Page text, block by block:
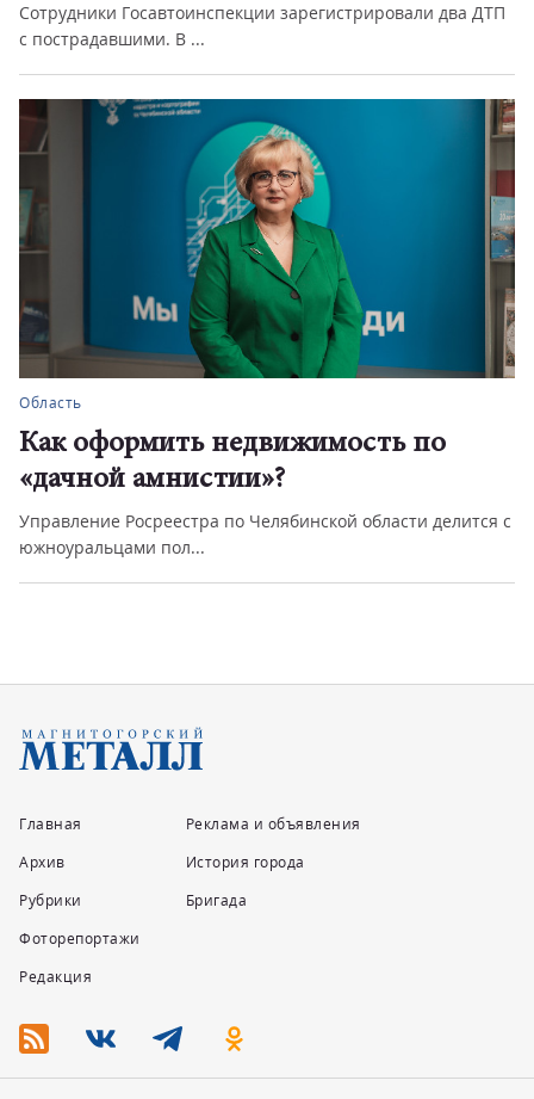
Сотрудники Госавтоинспекции зарегистрировали два ДТП
с пострадавшими. В ...
Область
Как оформить недвижимость по
«дачной амнистии»?
Управление Росреестра по Челябинской области делится с
южноуральцами пол...
Главная
Архив
Рубрики
Фоторепортажи
Редакция
Реклама и объявления
История города
Бригада